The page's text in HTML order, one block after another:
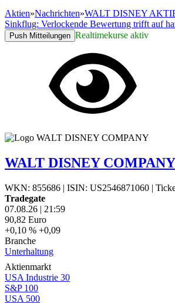
Aktien»Nachrichten»WALT DISNEY
Sinkflug: Verlockende Bewertung trifft auf
Push Mitteilungen Realtimekurse aktiv
WALT DISNEY COMPANY
WKN: 855686 | ISIN: US2546871060 |
Tradegate
07.08.26 | 21:59
90,82 Euro
+0,10 % +0,09
Branche
Unterhaltung
Aktienmarkt
USA Industrie 30
S&P 100
USA 500